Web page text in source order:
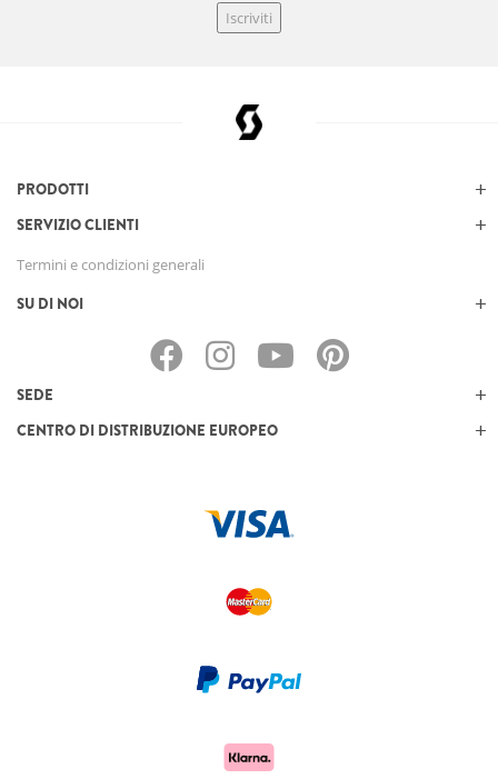
Iscriviti
PRODOTTI
SERVIZIO CLIENTI
Termini e condizioni generali
SU DI NOI
SEDE
CENTRO DI DISTRIBUZIONE EUROPEO